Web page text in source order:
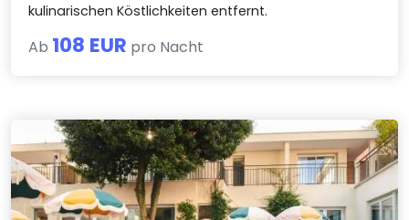
kulinarischen Köstlichkeiten entfernt.
Ab 108 EUR pro Nacht